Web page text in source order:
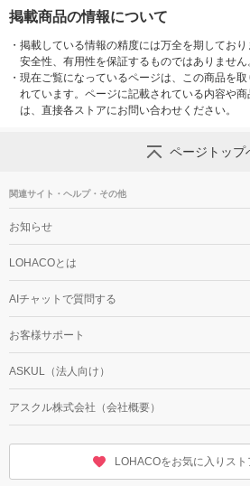
掲載商品の情報について
・ 掲載している情報の精度には万全を期しており
安全性、有用性を保証するものではありません
・ 現在ご覧になっているページは、この商品を
れています。ページに記載されている内容や
は、直接各ストアにお問い合わせください。
ページトップ
関連サイト・ヘルプ・その他
お知らせ
LOHACOとは
AIチャットで質問する
お客様サポート
ASKUL（法人向け）
アスクル株式会社（会社概要）
LOHACOをお気に入りス